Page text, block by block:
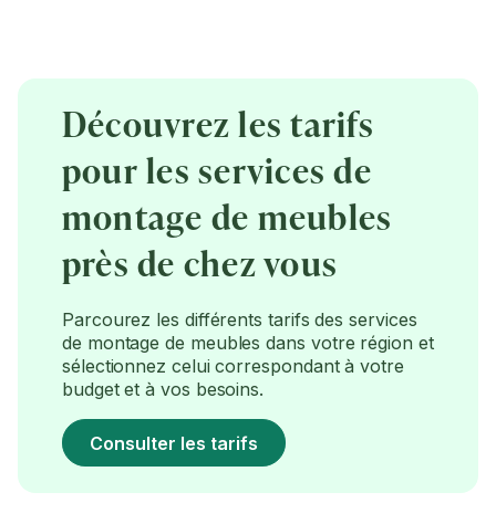
Découvrez les tarifs
pour les services de
montage de meubles
près de chez vous
Parcourez les différents tarifs des services
de montage de meubles dans votre région et
sélectionnez celui correspondant à votre
budget et à vos besoins.
Consulter les tarifs